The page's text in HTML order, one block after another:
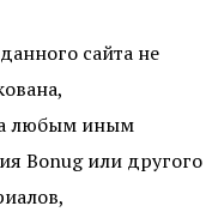
сайта не
любым иным
Bonug или другого